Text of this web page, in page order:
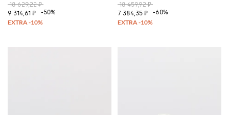
18 629,22 ₽
9 314,61 ₽
-50%
18 459,92 ₽
7 384,35 ₽
-60%